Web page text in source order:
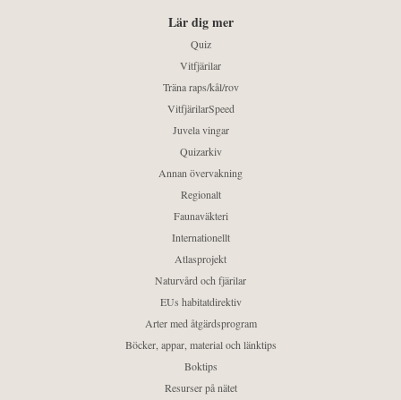
Lär dig mer
Quiz
Vitfjärilar
Träna raps/kål/rov
VitfjärilarSpeed
Juvela vingar
Quizarkiv
Annan övervakning
Regionalt
Faunaväkteri
Internationellt
Atlasprojekt
Naturvård och fjärilar
EUs habitatdirektiv
Arter med åtgärdsprogram
Böcker, appar, material och länktips
Boktips
Resurser på nätet